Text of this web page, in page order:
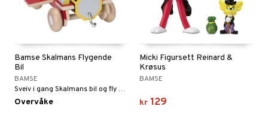
Bamse Skalmans Flygende
Bil
BAMSE
Sveiv i gang Skalmans bil og fly av sted!
Overvåke
Micki Figursett Reinard &
Krøsus
BAMSE
kr 129